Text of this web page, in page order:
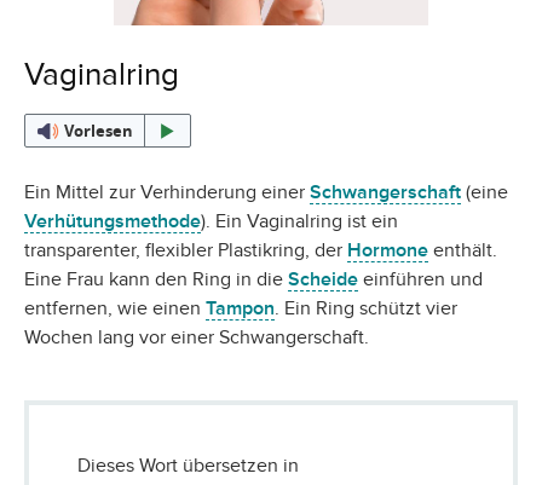
Vaginalring
Vorlesen
Ein Mittel zur Verhinderung einer Schwangerschaft (eine
Verhütungsmethode). Ein Vaginalring ist ein
transparenter, flexibler Plastikring, der Hormone enthält.
Eine Frau kann den Ring in die Scheide einführen und
entfernen, wie einen Tampon. Ein Ring schützt vier
Wochen lang vor einer Schwangerschaft.
Dieses Wort übersetzen in